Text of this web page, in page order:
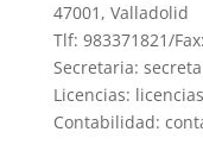
47001, Valladolid
Tlf: 983371821/
Secretaria:
Licencias:
Contabilidad: